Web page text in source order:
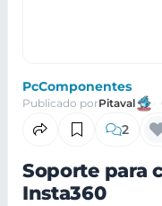
PcComponentes
Publicado porPitaval
2
Soporte para
Insta360